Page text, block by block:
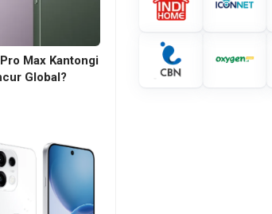
Max Kantongi
Global?